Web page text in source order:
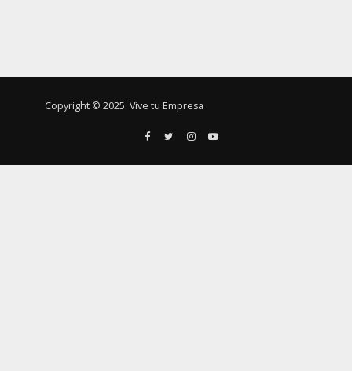
Copyright © 2025. Vive tu Empresa